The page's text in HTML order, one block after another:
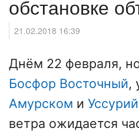
обстановке
21.02.2018 16:39
Днём 22 февраля,
Босфор Восточный,
Амурском и
ветра ожидается